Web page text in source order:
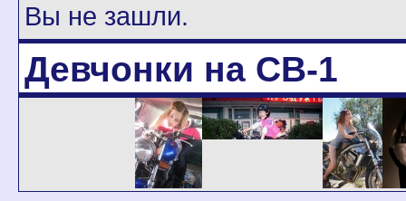
Вы не зашли.
Девчонки на CB-1